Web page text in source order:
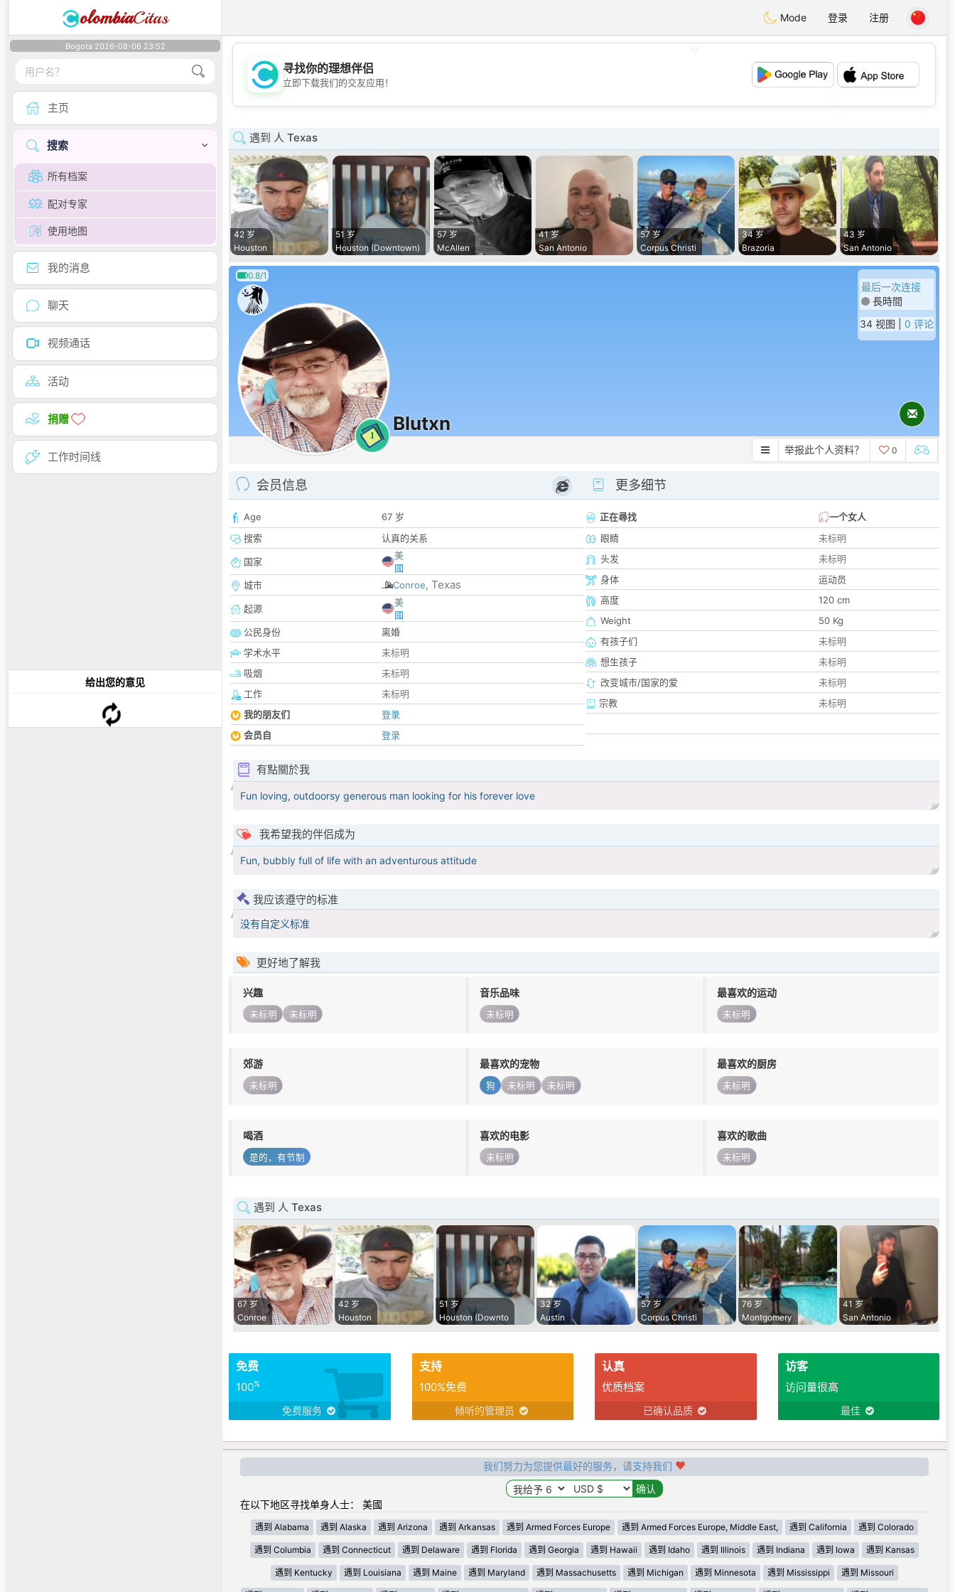
olombiaCitas Mode 登录 注册
Bogota 2026-08-06 23:52
主页
搜索
所有档案
配对专家
使用地图
我的消息
聊天
视频通话
活动
捐赠
工作时间线
给出您的意见
💖
💕
寻找你的理想伴侣
立即下载我们的交友应用！
遇到 人 Texas
42 岁
Houston
51 岁
Houston (Downtown)
57 岁
McAllen
41 岁
San Antonio
57 岁
Corpus Christi
34 岁
Brazoria
43 岁
San Antonio
0.8/1
1
Blutxn
最后一次连接
長時間
34 视图 | 0 评论
举报此个人资料？ 0
会员信息
Age
67 岁
搜索
认真的关系
国家
美
國
城市
Conroe, Texas
起源
美
國
公民身份
离婚
学术水平
未标明
吸烟
未标明
工作
未标明
我的朋友们
登录
会员自
登录
更多细节
正在尋找
一个女人
眼睛
未标明
头发
未标明
身体
运动员
高度
120 cm
Weight
50 Kg
有孩子们
未标明
想生孩子
未标明
改变城市/国家的爱
未标明
宗教
未标明
有點關於我
Fun loving, outdoorsy generous man looking for his forever love
我希望我的伴侣成为
Fun, bubbly full of life with an adventurous attitude
我应该遵守的标准
没有自定义标准
更好地了解我
兴趣
未标明 未标明
音乐品味
未标明
最喜欢的运动
未标明
郊游
未标明
最喜欢的宠物
狗 未标明 未标明
最喜欢的厨房
未标明
喝酒
是的，有节制
喜欢的电影
未标明
喜欢的歌曲
未标明
遇到 人 Texas
67 岁
Conroe
42 岁
Houston
51 岁
Houston (Downto
32 岁
Austin
57 岁
Corpus Christi
76 岁
Montgomery
41 岁
San Antonio
免费
100%
免费服务
支持
100%免费
倾听的管理员
认真
优质档案
已确认品质
访客
访问量很高
最佳
我们努力为您提供最好的服务，请支持我们
在以下地区寻找单身人士： 美國
遇到 Alabama 遇到 Alaska 遇到 Arizona 遇到 Arkansas 遇到 Armed Forces Europe 遇到 Armed Forces Europe, Middle East, 遇到 California 遇到 Colorado
遇到 Columbia 遇到 Connecticut 遇到 Delaware 遇到 Florida 遇到 Georgia 遇到 Hawaii 遇到 Idaho 遇到 Illinois 遇到 Indiana 遇到 Iowa 遇到 Kansas
遇到 Kentucky 遇到 Louisiana 遇到 Maine 遇到 Maryland 遇到 Massachusetts 遇到 Michigan 遇到 Minnesota 遇到 Mississippi 遇到 Missouri